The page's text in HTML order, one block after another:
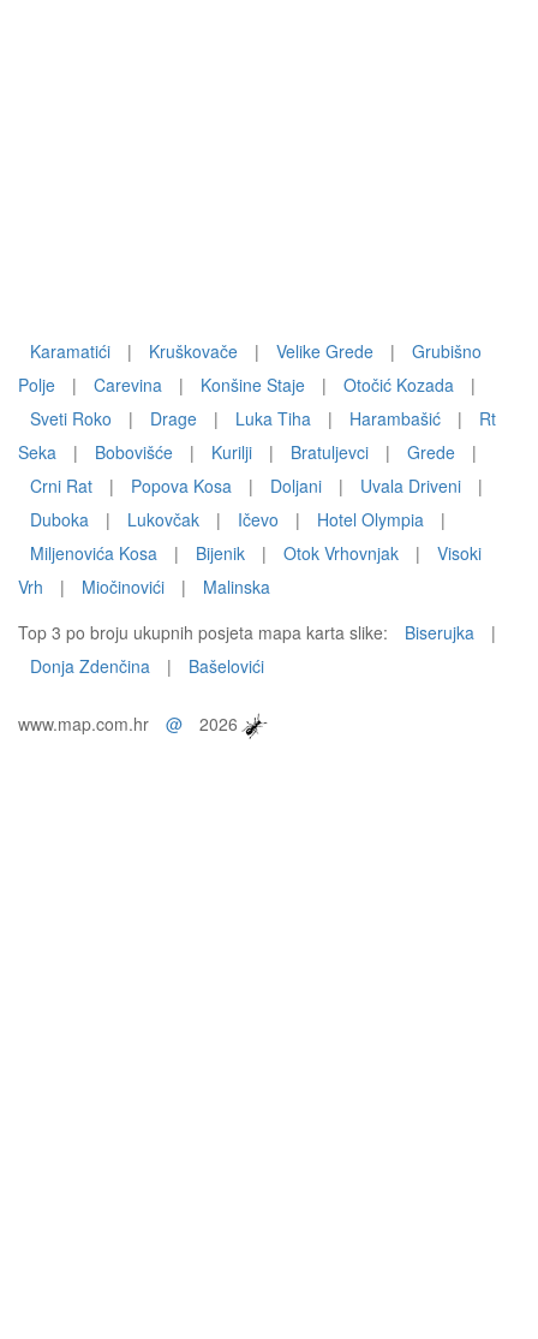
Karamatići | Kruškovače | Velike Grede |
Grubišno
Polje
| Carevina | Konšine Staje | Otočić Kozada
|
Sveti Roko
| Drage | Luka Tiha | Harambašić |
Rt
Seka
| Bobovišće | Kurilji | Bratuljevci | Grede
|
Crni Rat
| Popova Kosa | Doljani | Uvala Driveni
|
Duboka
| Lukovčak | Ičevo | Hotel Olympia
|
Miljenovića Kosa
| Bijenik | Otok Vrhovnjak |
Visoki
Vrh
| Miočinovići |
Malinska
Top 3 po broju ukupnih posjeta mapa karta slike:
Biserujka
|
Donja Zdenčina
| Bašelovići
www.map.com.hr @ 2026